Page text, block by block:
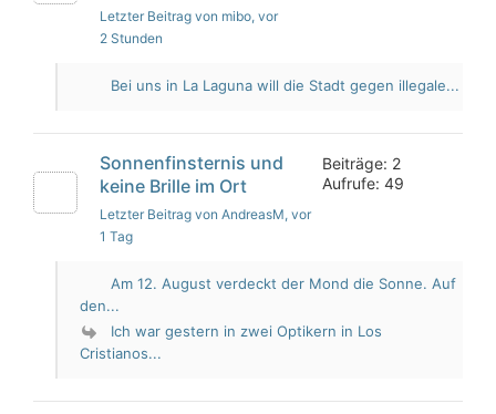
Letzter Beitrag von mibo, vor
2 Stunden
Bei uns in La Laguna will die Stadt gegen illegale...
Sonnenfinsternis und
keine Brille im Ort
Letzter Beitrag von AndreasM, vor
1 Tag
Beiträge: 2
Aufrufe: 49
Am 12. August verdeckt der Mond die Sonne. Auf
den...
Ich war gestern in zwei Optikern in Los
Cristianos...